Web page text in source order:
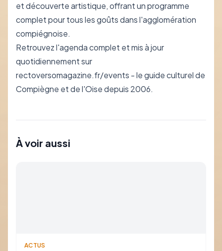
et découverte artistique, offrant un programme
complet pour tous les goûts dans l'agglomération
compiégnoise.
Retrouvez l'agenda complet et mis à jour
quotidiennement sur
rectoversomagazine.fr/events - le guide culturel de
Compiègne et de l'Oise depuis 2006.
À voir aussi
ACTUS